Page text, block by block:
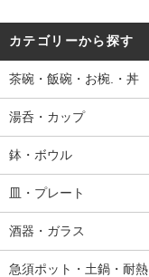
カテゴリーから探す
茶碗・飯碗・お椀.・丼
湯呑・カップ
鉢・ボウル
皿・プレート
酒器・ガラス
急須ポット・土鍋・耐熱